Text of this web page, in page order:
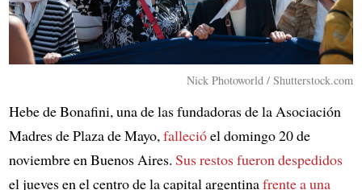
Nick Photoworld / Shutterstock.com
Hebe de Bonafini, una de las fundadoras de la Asociación
Madres de Plaza de Mayo, fallecióel domingo 20 de
noviembre en Buenos Aires. Sus restos fueron despedidos
el jueves en el centro de la capital argentinafrente a una